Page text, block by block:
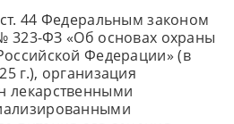
редких
44 Федеральным законом
323-ФЗ «Об основах охраны
Федерации» (в
г.), организация
лекарственными